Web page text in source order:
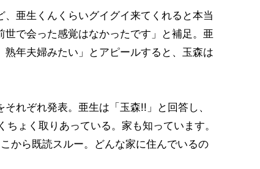
亜生くんくらいグイグイ来てくれると本当
で会った感覚はなかったです」と補足。亜
年夫婦みたい」とアピールすると、玉森は
れぞれ発表。亜生は「玉森!!」と回答し、
ちょく取りあっている。家も知っています。
から既読スルー。どんな家に住んでいるの